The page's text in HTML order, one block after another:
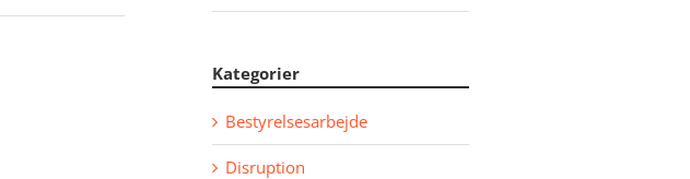
Kategorier
Bestyrelsesarbejde
Disruption